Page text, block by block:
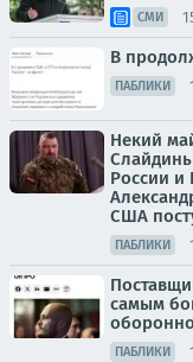
СМИ
В
ПАБЛИКИ
Некий
России и
США
ПАБЛИКИ
самым
ПАБЛИКИ